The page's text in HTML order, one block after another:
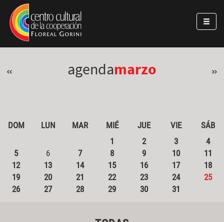
Pasar al contenido principal
Jump to main content
« agendamarzo »
DOM LUN MAR MIÉ JUE VIE
SÁB
1
2 3
4
5
6 7 8 9 10
11
12
13 14 15 16 17
18
19
20 21 22 23 24
25
26
27 28 29 30 31